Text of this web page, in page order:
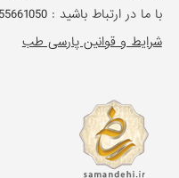
با ما در ارتباط باشید :
شرایط و قوانین پارسی طب